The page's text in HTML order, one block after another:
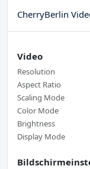
CherryBerlin
Video
Resolution
Aspect Ratio
Scaling Mode
Color Mode
Brightness
Display Mode